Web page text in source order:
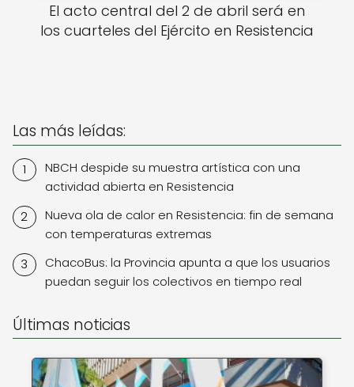
El acto central del 2 de abril será en
los cuarteles del Ejército en Resistencia
Las más leídas:
NBCH despide su muestra artística con una
actividad abierta en Resistencia
Nueva ola de calor en Resistencia: fin de semana
con temperaturas extremas
ChacoBus: la Provincia apunta a que los usuarios
puedan seguir los colectivos en tiempo real
Últimas noticias